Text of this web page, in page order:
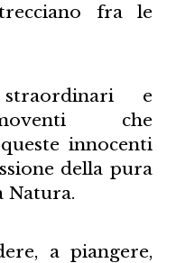
fra le
e
che
innocenti
della pura
Natura.
a piangere,